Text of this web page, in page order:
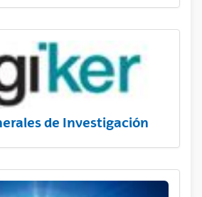
de Investigación